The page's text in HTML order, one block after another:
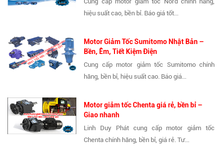
hiệu suất cao, bền bỉ. Báo giá tốt...
Motor Giảm Tốc Sumitomo Nhật Bản –
Bền, Êm, Tiết Kiệm Điện
Cung cấp motor giảm tốc Sumitomo chính
hãng, bền bỉ, hiệu suất cao. Báo giá...
Motor giảm tốc Chenta giá rẻ, bền bỉ –
Giao nhanh
Linh Duy Phát cung cấp motor giảm tốc
Chenta chính hãng, bền bỉ, giá rẻ. Tư...